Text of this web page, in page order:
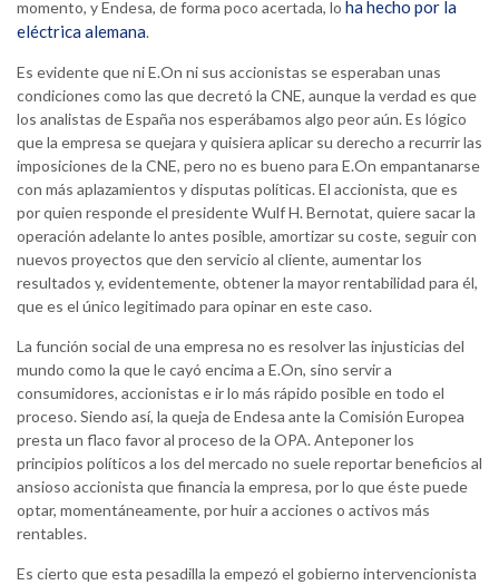
momento, y Endesa, de forma poco acertada, lo ha hecho por la
eléctrica alemana.
Es evidente que ni E.On ni sus accionistas se esperaban unas
condiciones como las que decretó la CNE, aunque la verdad es que
los analistas de España nos esperábamos algo peor aún. Es lógico
que la empresa se quejara y quisiera aplicar su derecho a recurrir las
imposiciones de la CNE, pero no es bueno para E.On empantanarse
con más aplazamientos y disputas políticas. El accionista, que es
por quien responde el presidente Wulf H. Bernotat, quiere sacar la
operación adelante lo antes posible, amortizar su coste, seguir con
nuevos proyectos que den servicio al cliente, aumentar los
resultados y, evidentemente, obtener la mayor rentabilidad para él,
que es el único legitimado para opinar en este caso.
La función social de una empresa no es resolver las injusticias del
mundo como la que le cayó encima a E.On, sino servir a
consumidores, accionistas e ir lo más rápido posible en todo el
proceso. Siendo así, la queja de Endesa ante la Comisión Europea
presta un flaco favor al proceso de la OPA. Anteponer los
principios políticos a los del mercado no suele reportar beneficios al
ansioso accionista que financia la empresa, por lo que éste puede
optar, momentáneamente, por huir a acciones o activos más
rentables.
Es cierto que esta pesadilla la empezó el gobierno intervencionista